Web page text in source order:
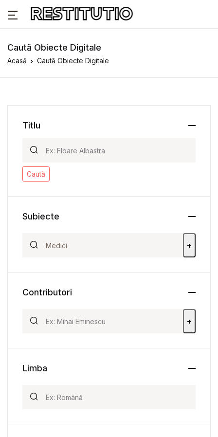
Caută Obiecte Digitale
Acasă Caută Obiecte Digitale
Titlu
Caută
Subiecte
+
Contributori
+
Limba